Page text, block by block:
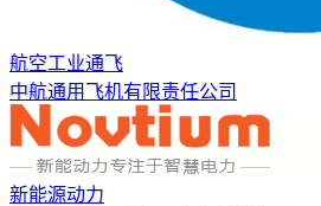
航空工业通飞
中航通用飞机有限责任公司
新能源动力